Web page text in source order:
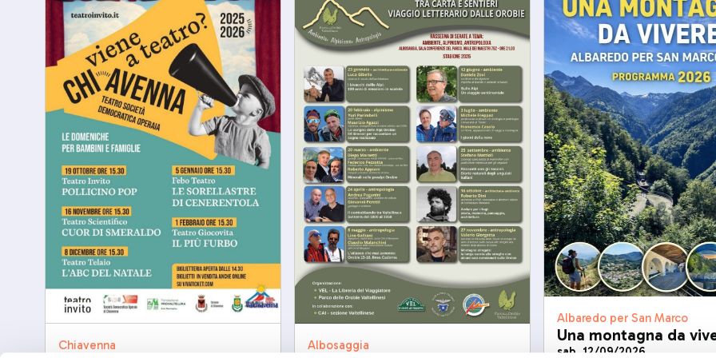
Chiavenna Albosaggia
Albaredo per San Marco
Una montagna da
sab, 12/09/2026